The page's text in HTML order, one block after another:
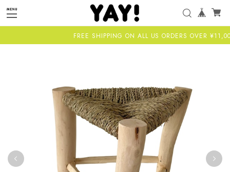
FREE SHIPPING ON ALL US ORDERS OVER